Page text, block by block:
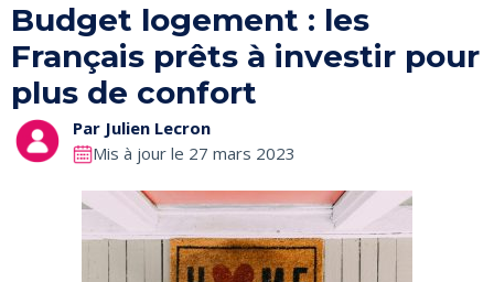
Budget logement : les
Français prêts à investir pour
plus de confort
Par Julien Lecron
Mis à jour le 27 mars 2023